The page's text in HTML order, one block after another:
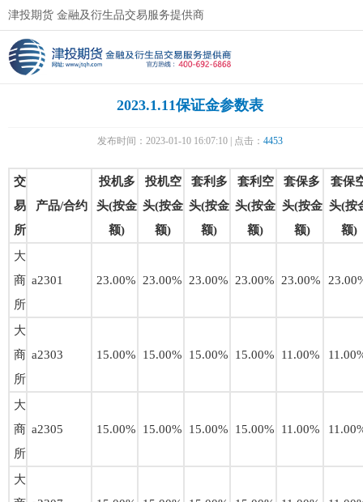
津投期货 金融及衍生品交易服务提供商
2023.1.11保证金参数表
发布时间：2023-01-10 16:07:10 | 点击： 4453
交
易
所
产品/合约
投机多
头(按金
额)
投机空
头(按金
额)
套利多
头(按金
额)
套利空
头(按金
额)
套保多
头(按金
额)
套保
头(按
额)
大
商
所
a2301 23.00% 23.00% 23.00% 23.00% 23.00%
大
商
所
a2303 15.00% 15.00% 15.00% 15.00% 11.00%
大
商
所
a2305 15.00% 15.00% 15.00% 15.00% 11.00%
大